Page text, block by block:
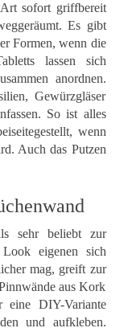
sofort griffbereit
Es gibt
Formen, wenn die
lassen sich
anordnen.
Gewürzgläser
So ist alles
wenn
Auch das Putzen
sehr beliebt zur
eigenen sich
mag, greift zur
aus Kork
DIY-Variante
und aufkleben.